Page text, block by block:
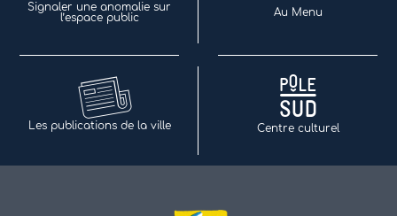
Signaler une anomalie sur
l’espace public
Au Menu
Les publications de la ville Centre culturel